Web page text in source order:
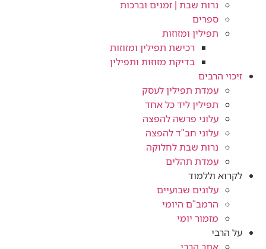
נרות שבת | זמנים וברכות
ספרים
תפילין ומזוזות
רכישת תפילין ומזוזות
בדיקת מזוזות ותפילין
זיכוי הרבים
עמדת תפילין לעסק
תפילין ליד כל אחד
עלוני פרשה להפצה
עלוני חב"ד להפצה
נרות שבת לחלוקה
עמדת תהלים
לקרוא וללמוד
עלונים שבועיים
הרמב"ם היומי
מזמור יומי
על הרבי